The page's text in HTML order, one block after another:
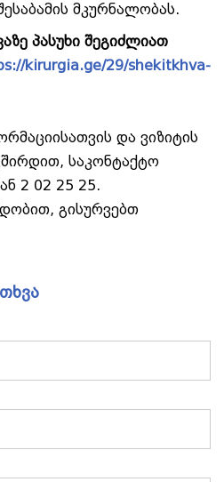
მკურნალობას.
პასუხი შეგიძლიათ
kirurgia.ge/29/shekitkhva-
და ვიზიტის
საკონტაქტო
2 02 25 25.
გისურვებთ